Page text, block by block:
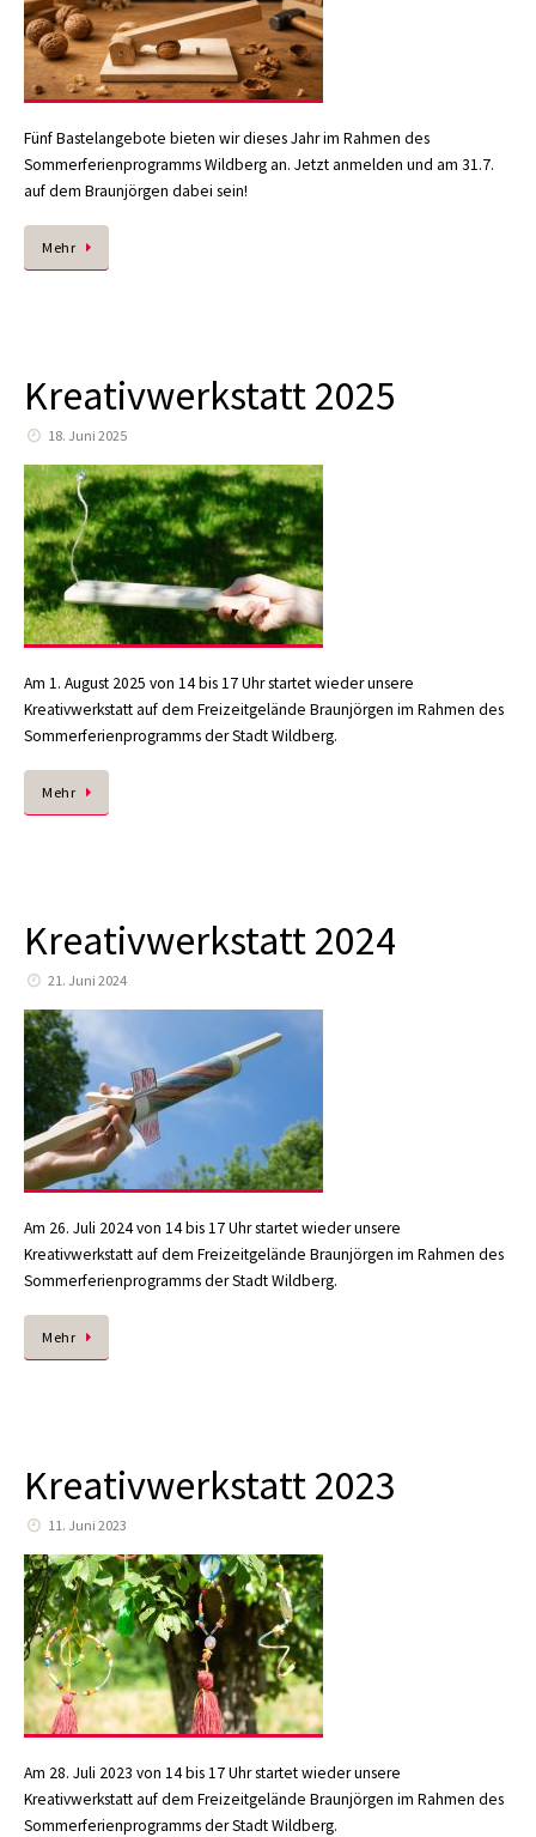
Fünf Bastelangebote bieten wir dieses Jahr im Rahmen des
Sommerferienprogramms Wildberg an. Jetzt anmelden und am 31.7.
auf dem Braunjörgen dabei sein!
Mehr
Kreativwerkstatt 2025
18. Juni 2025
Am 1. August 2025 von 14 bis 17 Uhr startet wieder unsere
Kreativwerkstatt auf dem Freizeitgelände Braunjörgen im Rahmen des
Sommerferienprogramms der Stadt Wildberg.
Mehr
Kreativwerkstatt 2024
21. Juni 2024
Am 26. Juli 2024 von 14 bis 17 Uhr startet wieder unsere
Kreativwerkstatt auf dem Freizeitgelände Braunjörgen im Rahmen des
Sommerferienprogramms der Stadt Wildberg.
Mehr
Kreativwerkstatt 2023
11. Juni 2023
Am 28. Juli 2023 von 14 bis 17 Uhr startet wieder unsere
Kreativwerkstatt auf dem Freizeitgelände Braunjörgen im Rahmen des
Sommerferienprogramms der Stadt Wildberg.